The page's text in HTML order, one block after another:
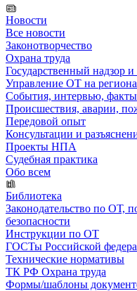
Новости
Все новости
Законотворчество
Охрана труда
Государственный надзор и
Управление ОТ на
События, интервью, факты
Происшествия, аварии,
Передовой опыт
Консультации и
Проекты НПА
Судебная практика
Обо всем
Библиотека
Законодательство по ОТ,
безопасности
Инструкции по ОТ
ГОСТы Российской
Технические нормативы
ТК РФ Охрана труда
Формы/шаблоны